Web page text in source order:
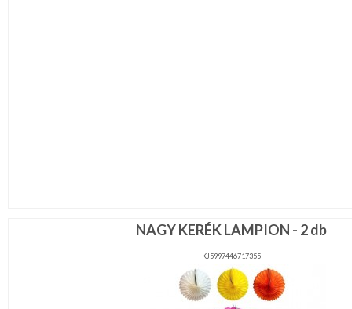
NAGY KERÉK LAMPION - 2 db
KJ5997446717355